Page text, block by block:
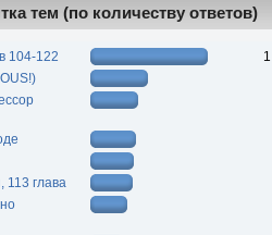
тем (по количеству ответов)
104-122
113 глава